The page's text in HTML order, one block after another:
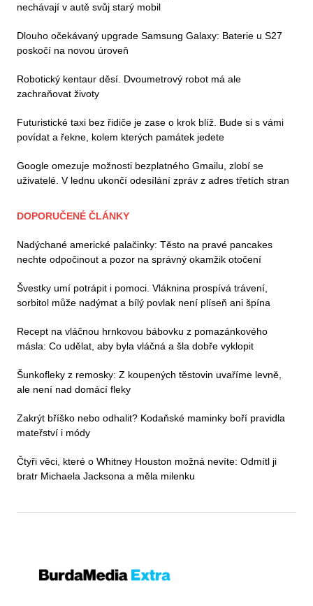
nechávají v autě svůj starý mobil
Dlouho očekávaný upgrade Samsung Galaxy: Baterie u S27
poskočí na novou úroveň
Robotický kentaur děsí. Dvoumetrový robot má ale
zachraňovat životy
Futuristické taxi bez řidiče je zase o krok blíž. Bude si s vámi
povídat a řekne, kolem kterých památek jedete
Google omezuje možnosti bezplatného Gmailu, zlobí se
uživatelé. V lednu ukončí odesílání zpráv z adres třetích stran
DOPORUČENÉ ČLÁNKY
Nadýchané americké palačinky: Těsto na pravé pancakes
nechte odpočinout a pozor na správný okamžik otočení
Švestky umí potrápit i pomoci. Vláknina prospívá trávení,
sorbitol může nadýmat a bílý povlak není plíseň ani špína
Recept na vláčnou hrnkovou bábovku z pomazánkového
másla: Co udělat, aby byla vláčná a šla dobře vyklopit
Šunkofleky z remosky: Z koupených těstovin uvaříme levně,
ale není nad domácí fleky
Zakrýt bříško nebo odhalit? Kodaňské maminky boří pravidla
mateřství i módy
Čtyři věci, které o Whitney Houston možná nevíte: Odmítl ji
bratr Michaela Jacksona a měla milenku